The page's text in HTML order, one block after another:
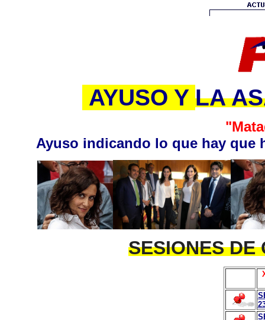
AYUSO Y LA
Ayuso indicando lo que hay que
SESIONES DE